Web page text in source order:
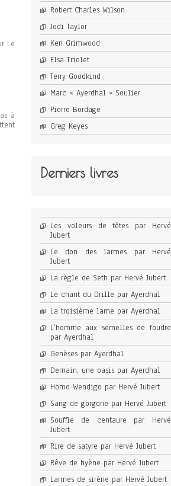
Le
à
Robert Charles Wilson
Jodi Taylor
Ken Grimwood
Elsa Triolet
Terry Goodkind
Marc « Ayerdhal » Soulier
Pierre Bordage
Greg Keyes
Derniers livres
Les voleurs de têtes par Hervé
Jubert
Le don des larmes par Hervé
Jubert
La règle de Seth par Hervé Jubert
Le chant du Drille par Ayerdhal
La troisième lame par Ayerdhal
L’homme aux semelles de foudre
par Ayerdhal
Genèses par Ayerdhal
Demain, une oasis par Ayerdhal
Homo Wendigo par Hervé Jubert
Sang de gorgone par Hervé Jubert
Souffle de centaure par Hervé
Jubert
Rire de satyre par Hervé Jubert
Rêve de hyène par Hervé Jubert
Larmes de sirène par Hervé Jubert